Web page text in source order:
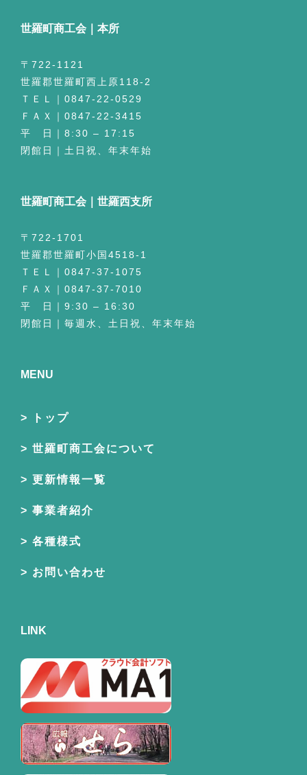
世羅町商工会｜本所
〒722-1121
世羅郡世羅町西上原118-2
ＴＥＬ｜0847-22-0529
ＦＡＸ｜0847-22-3415
平 日｜8:30 – 17:15
閉館日｜土日祝、年末年始
世羅町商工会｜世羅西支所
〒722-1701
世羅郡世羅町小国4518-1
ＴＥＬ｜0847-37-1075
ＦＡＸ｜0847-37-7010
平 日｜9:30 – 16:30
閉館日｜毎週水、土日祝、年末年始
MENU
トップ
世羅町商工会について
更新情報一覧
事業者紹介
各種様式
お問い合わせ
LINK